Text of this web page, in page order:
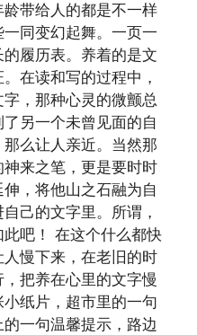
带给人的都是不一样
同变幻起舞。一页一
履历表。养着的是文
在读和写的过程中，
，那种心灵的微颤总
另一个未曾见面的自
么让人亲近。当然那
来之笔，更是要时时
，将他山之石融为自
己的文字里。所谓，
吧！ 在这个什么都快
慢下来，在老旧的时
把养在心里的文字慢
纸片，超市里的一句
一句温馨提示，路边